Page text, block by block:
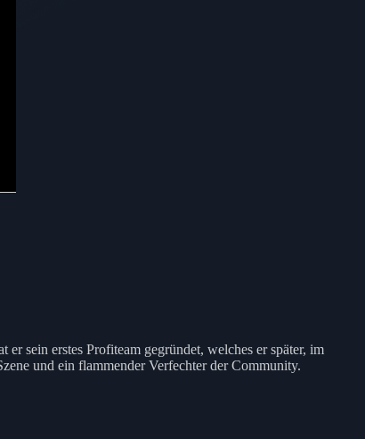
sein erstes Profiteam gegründet, welches er später, im
und ein flammender Verfechter der Community.